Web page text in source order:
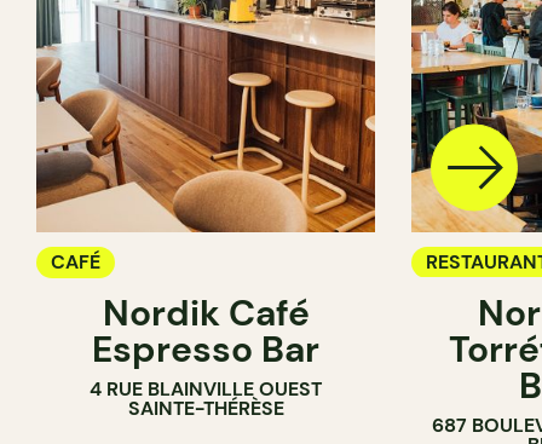
CAFÉ
Nordik Café
Espresso Bar
4 RUE BLAINVILLE OUEST
SAINTE-THÉRÈSE
687